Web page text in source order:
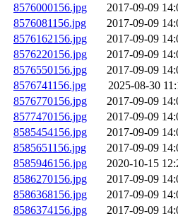
8576000156.jpg
2017-09-09
8576081156.jpg
2017-09-09
8576162156.jpg
2017-09-09
8576220156.jpg
2017-09-09
8576550156.jpg
2017-09-09
8576741156.jpg
2025-08-30
8576770156.jpg
2017-09-09
8577470156.jpg
2017-09-09
8585454156.jpg
2017-09-09
8585651156.jpg
2017-09-09
8585946156.jpg
2020-10-15
8586270156.jpg
2017-09-09
8586368156.jpg
2017-09-09
8586374156.jpg
2017-09-09